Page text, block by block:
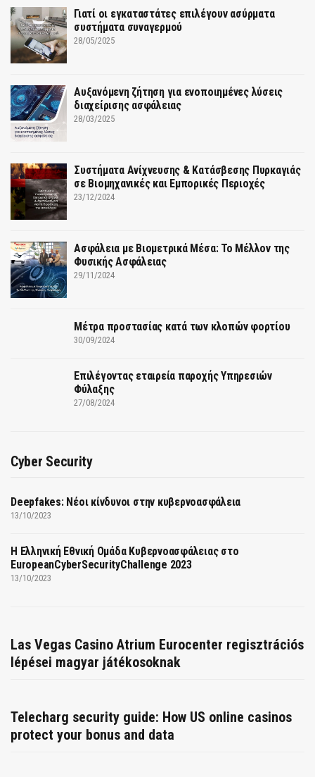
Γιατί οι εγκαταστάτες επιλέγουν ασύρματα
συστήματα συναγερμού
28/05/2025
Αυξανόμενη ζήτηση για ενοποιημένες λύσεις
διαχείρισης ασφάλειας
28/03/2025
Συστήματα Ανίχνευσης & Κατάσβεσης Πυρκαγιάς
σε Βιομηχανικές και Εμπορικές Περιοχές
23/12/2024
Ασφάλεια με Βιομετρικά Μέσα: Το Μέλλον της
Φυσικής Ασφάλειας
29/11/2024
Μέτρα προστασίας κατά των κλοπών φορτίου
30/09/2024
Επιλέγοντας εταιρεία παροχής Υπηρεσιών
Φύλαξης
27/08/2024
Cyber Security
Deepfakes: Νέοι κίνδυνοι στην κυβερνοασφάλεια
13/10/2023
Η Ελληνική Εθνική Ομάδα Κυβερνοασφάλειας στο
EuropeanCyberSecurityChallenge 2023
13/10/2023
Las Vegas Casino Atrium Eurocenter regisztrációs
lépései magyar játékosoknak
Telecharg security guide: How US online casinos
protect your bonus and data